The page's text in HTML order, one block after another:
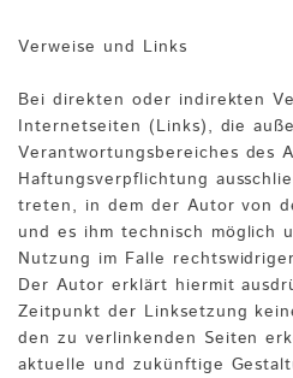
Verweise und Links
Bei direkten oder indirekten
Internetseiten (Links), die
Verantwortungsbereiches des
Haftungsverpflichtung
treten, in dem der Autor von
und es ihm technisch möglich
Nutzung im Falle
Der Autor erklärt hiermit
Zeitpunkt der Linksetzung
den zu verlinkenden Seiten
aktuelle und zukünftige